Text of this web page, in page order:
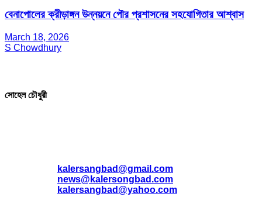
বেনাপোলের ক্রীড়াঙ্গন উন্নয়নে পৌর প্রশাসনের সহযোগিতার আশ্বাস
March 18, 2026
S Chowdhury
সোহেল চৌধুরী
kalersangbad@gmail.com
news@kalersongbad.com
kalersangbad@yahoo.com